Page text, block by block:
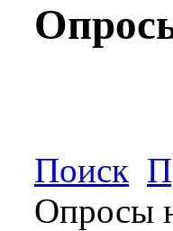
Поиск
Опросы